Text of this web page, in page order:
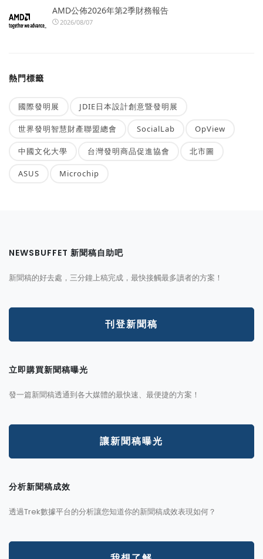
AMD公佈2026年第2季財務報告
2026/08/07
熱門標籤
國際發明展 JDIE日本設計創意暨發明展
世界發明智慧財產聯盟總會 SocialLab OpView
中國文化大學 台灣發明商品促進協會 北市圖
ASUS Microchip
NEWSBUFFET 新聞稿自助吧
新聞稿的好去處，三分鐘上稿完成，最快接觸最多讀者的方案！
刊登新聞稿
立即購買新聞稿曝光
發一篇新聞稿透通到各大媒體的最快速、最便捷的方案！
讓新聞稿曝光
分析新聞稿成效
透過Trek數據平台的分析讓您知道你的新聞稿成效表現如何？